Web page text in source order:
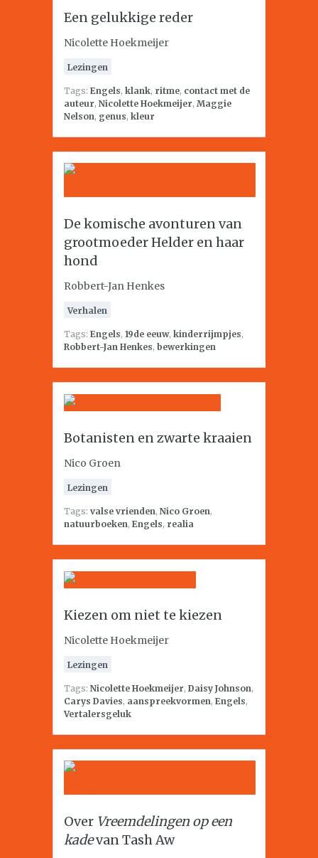
Een gelukkige reder
Nicolette Hoekmeijer
Lezingen
Tags: Engels, klank, ritme, contact met de
auteur, Nicolette Hoekmeijer, Maggie
Nelson, genus, kleur
De komische avonturen van
grootmoeder Helder en haar
hond
Robbert-Jan Henkes
Verhalen
Tags: Engels, 19de eeuw, kinderrijmpjes,
Robbert-Jan Henkes, bewerkingen
Botanisten en zwarte kraaien
Nico Groen
Lezingen
Tags: valse vrienden, Nico Groen,
natuurboeken, Engels, realia
Kiezen om niet te kiezen
Nicolette Hoekmeijer
Lezingen
Tags: Nicolette Hoekmeijer, Daisy Johnson,
Carys Davies, aanspreekvormen, Engels,
Vertalersgeluk
Over Vreemdelingen op een
kadevan Tash Aw